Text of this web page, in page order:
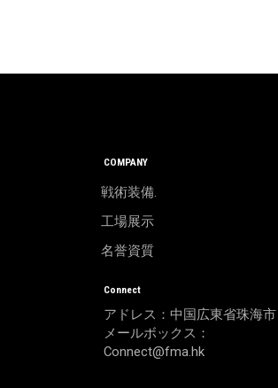
COMPANY
戦術装備.
工場展示
名誉資質
Connect
アドレス：中国広東省珠海市
メールボックス：
Connect@fma.hk